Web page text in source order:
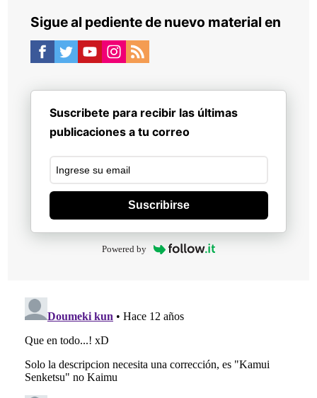
Sigue al pediente de nuevo material en
Suscribete para recibir las últimas
publicaciones a tu correo
Suscribirse
Powered by